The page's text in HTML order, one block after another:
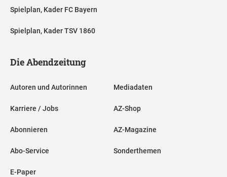
Spielplan, Kader FC Bayern
Spielplan, Kader TSV 1860
Die Abendzeitung
Autoren und Autorinnen
Karriere / Jobs
Abonnieren
Abo-Service
E-Paper
Mediadaten
AZ-Shop
AZ-Magazine
Sonderthemen